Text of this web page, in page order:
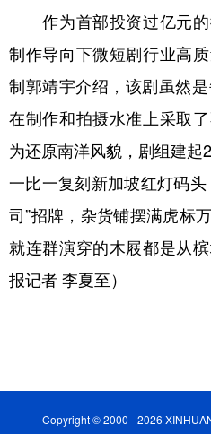
作为首部投资过亿元的
制作导向下微短剧行业高
制郭靖宇介绍，该剧虽然
在制作和拍摄水准上采取
为还原南洋风貌，剧组建起
一比一复刻新加坡红灯码
司”招牌，杂货铺摆满虎标
就连群演穿的木屐都是从
报记者 李夏至）
Copyright © 2000 - 2026